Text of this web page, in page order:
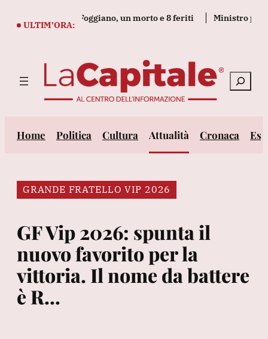
ULTIM’ORA:
si ribalta nel Foggiano, un morto e 8 feriti Ministro
Cerca
Home Politica Cultura Attualità Cronaca
GRANDE FRATELLO VIP 2026
GF Vip 2026: spunta il
nuovo favorito per la
vittoria. Il nome da battere
è R…